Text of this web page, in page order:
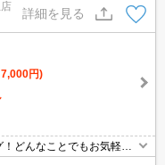
詳細を見る
円)
どんなことでもお気軽に